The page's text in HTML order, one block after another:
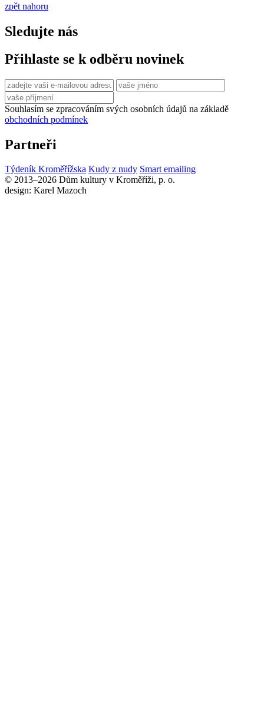
zpět nahoru
Sledujte nás
Přihlaste se k odběru novinek
Souhlasím se zpracováním svých osobních údajů na základě
obchodních podmínek
Partneři
Týdeník Kroměřížska Kudy z nudy Smart emailing
© 2013–2026 Dům kultury v Kroměříži, p. o.
design: Karel Mazoch